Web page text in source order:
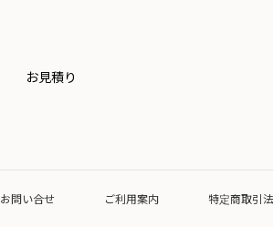
お見積り
お問い合せ ご利用案内 特定商取引